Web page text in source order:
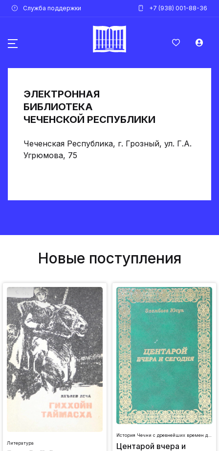
Служба поддержки +7 (938) 001-88-36
ЭЛЕКТРОННАЯ
БИБЛИОТЕКА
ЧЕЧЕНСКОЙ РЕСПУБЛИКИ
Чеченская Республика, г. Грозный, ул. Г.А.
Угрюмова, 75
Новые поступления
Литература
Центарой вчера и